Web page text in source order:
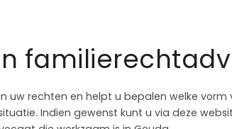
uw rechten en helpt u bepalen welke
Indien gewenst kunt u via deze